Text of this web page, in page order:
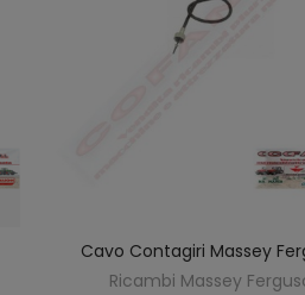
SCOPRIRE
Cavo Contagiri Massey
Ricambi Massey